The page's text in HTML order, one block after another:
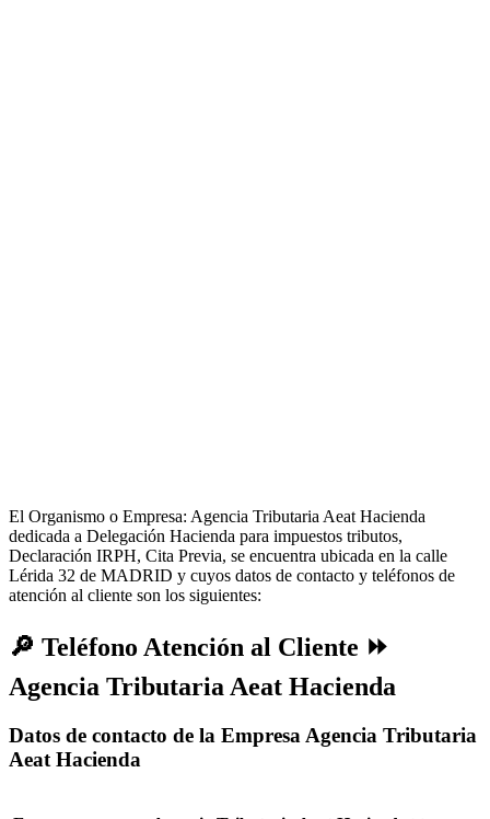
El Organismo o Empresa: Agencia Tributaria Aeat Hacienda
dedicada a Delegación Hacienda para impuestos tributos,
Declaración IRPH, Cita Previa, se encuentra ubicada en la calle
Lérida 32 de MADRID y cuyos datos de contacto y teléfonos de
atención al cliente son los siguientes:
🔎 Teléfono Atención al Cliente ⏩
Agencia Tributaria Aeat Hacienda
Datos de contacto de la Empresa Agencia Tributaria
Aeat Hacienda